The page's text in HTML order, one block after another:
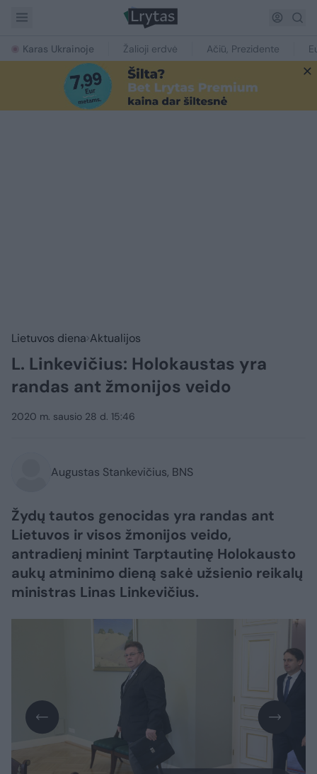
Karas Ukrainoje Žalioji erdvė Ačiū, Prezidente
Lietuvos diena Aktualijos
L. Linkevičius: Holokaustas yra
randas ant žmonijos veido
2020 m. sausio 28 d. 15:46
Augustas Stankevičius, BNS
Žydų tautos genocidas yra randas ant
Lietuvos ir visos žmonijos veido,
antradienį minint Tarptautinę Holokausto
aukų atminimo dieną sakė užsienio reikalų
ministras Linas Linkevičius.